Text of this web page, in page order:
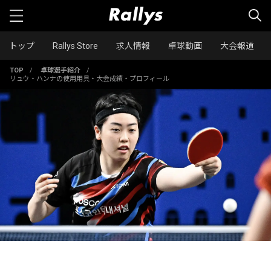
トップ Rallys Store 求人情報 卓球動画 大会報道
TOP / 卓球選手紹介
/
リュウ・ハンナの使用用具・大会成績・プロフィール